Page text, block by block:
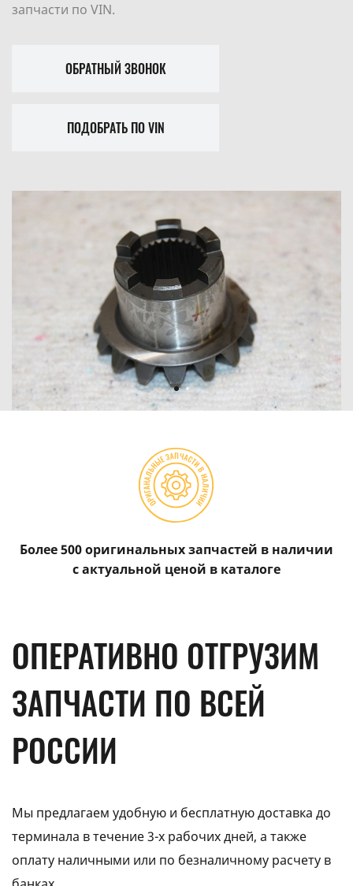
запчасти по VIN.
ОБРАТНЫЙ ЗВОНОК
ПОДОБРАТЬ ПО VIN
Более 500 оригинальных запчастей в наличии
с актуальной ценой в каталоге
ОПЕРАТИВНО ОТГРУЗИМ
ЗАПЧАСТИ ПО ВСЕЙ
РОССИИ
Мы предлагаем удобную и бесплатную доставка до
терминала в течение 3-х рабочих дней, а также
оплату наличными или по безналичному расчету в